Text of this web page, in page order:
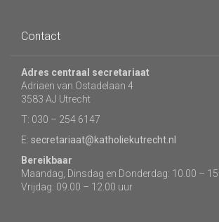
Contact
Adres centraal secretariaat
Adriaen van Ostadelaan 4
3583 AJ Utrecht
T: 030 – 254 6147
E: secretariaat@katholiekutrecht.nl
Bereikbaar
Maandag, Dinsdag en Donderdag: 10.00 –
Vrijdag: 09.00 – 12.00 uur